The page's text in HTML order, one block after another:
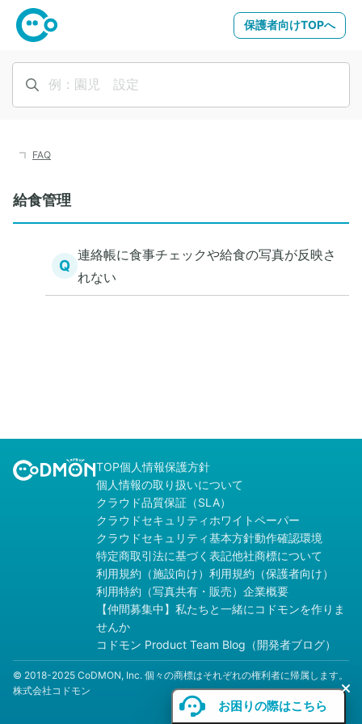
保護者向けTOPへ
FAQ
給食管理
Q
連絡帳に食事チェックや給食の写真が反映さ
れない
TOP個人情報保護方針
個人情報の取り扱いについて
クラウド品質保証（SLA）
クラウドセキュリティホワイトペーパー
クラウドセキュリティ基本方針動作確認環境
特定商取引法に基づく表記他社商標について
利用規約（施設向け） 利用規約（保護者向け）
利用特約（写真共有・販売） 企業概要
【仲間募集中】私たちと一緒にコドモンを作りま
せんか
コドモン Product Team Blog（開発者ブログ）
© 2018-2025 CoDMON, Inc. 個々の商標はそれぞれの権利者に帰属します。
株式会社コドモン